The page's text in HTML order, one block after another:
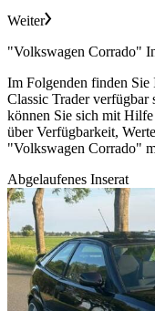
Weiter
"Volkswagen Corrado"
Im Folgenden finden Sie
Classic Trader verfügbar
können Sie sich mit
über Verfügbarkeit,
"Volkswagen Corrado"
Abgelaufenes Inserat